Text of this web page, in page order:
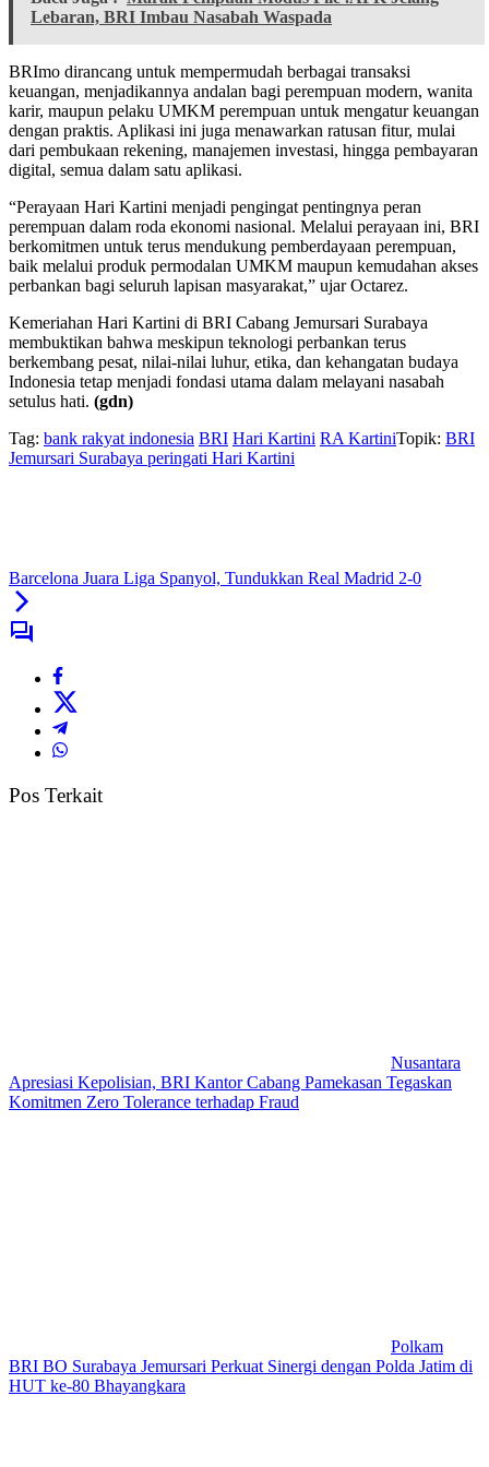
Lebaran, BRI Imbau Nasabah Waspada
BRImo dirancang untuk mempermudah berbagai transaksi
keuangan, menjadikannya andalan bagi perempuan modern, wanita
karir, maupun pelaku UMKM perempuan untuk mengatur keuangan
dengan praktis. Aplikasi ini juga menawarkan ratusan fitur, mulai
dari pembukaan rekening, manajemen investasi, hingga pembayaran
digital, semua dalam satu aplikasi.
“Perayaan Hari Kartini menjadi pengingat pentingnya peran
perempuan dalam roda ekonomi nasional. Melalui perayaan ini, BRI
berkomitmen untuk terus mendukung pemberdayaan perempuan,
baik melalui produk permodalan UMKM maupun kemudahan akses
perbankan bagi seluruh lapisan masyarakat,” ujar Octarez.
Kemeriahan Hari Kartini di BRI Cabang Jemursari Surabaya
membuktikan bahwa meskipun teknologi perbankan terus
berkembang pesat, nilai-nilai luhur, etika, dan kehangatan budaya
Indonesia tetap menjadi fondasi utama dalam melayani nasabah
setulus hati. (gdn)
Tag: bank rakyat indonesia BRI Hari Kartini RA KartiniTopik: BRI
Jemursari Surabaya peringati Hari Kartini
Barcelona Juara Liga Spanyol, Tundukkan Real Madrid 2-0
Pos Terkait
Nusantara
Apresiasi Kepolisian, BRI Kantor Cabang Pamekasan Tegaskan
Komitmen Zero Tolerance terhadap Fraud
Polkam
BRI BO Surabaya Jemursari Perkuat Sinergi dengan Polda Jatim di
HUT ke-80 Bhayangkara